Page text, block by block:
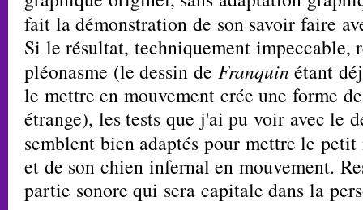
fait la démonstration de son savoir faire
Si le résultat, techniquement impeccable,
pléonasme (le dessin de Franquin étant
le mettre en mouvement crée une forme
étrange), les tests que j'ai pu voir avec le
semblent bien adaptés pour mettre le
et de son chien infernal en mouvement.
partie sonore qui sera capitale dans la